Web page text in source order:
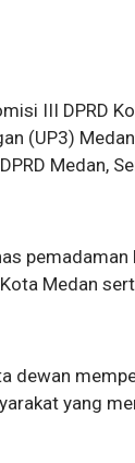
III DPRD
(UP3)
Medan,
Medan
dewan
yang